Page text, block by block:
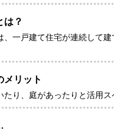
は？
、一戸建て住宅が連続して
メリット
たり、庭があったりと活用ス